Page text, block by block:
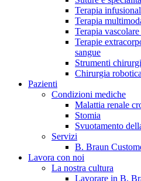
Braun con il nostro portfolio
Hai domande o richieste?
contatto con un nostro
B. Braun in Italia
Terapia
Terapia
Terapia
Terapie
sangue
Strumenti
Chirurgia robotica
Pazienti
Condizioni mediche
Malattia renale
Stomia
Svuotamento
Servizi
B. Braun
Lavora con noi
La nostra cultura
Lavorare in B.